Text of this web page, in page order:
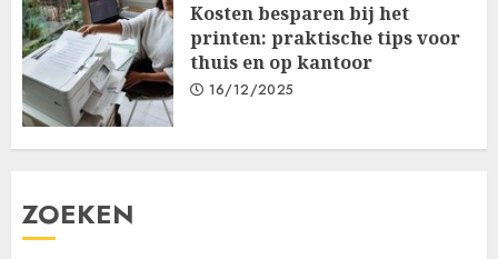
Kosten besparen bij het
printen: praktische tips voor
thuis en op kantoor
16/12/2025
ZOEKEN